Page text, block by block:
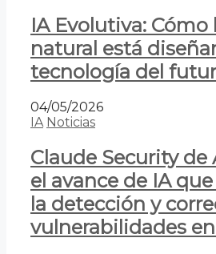
IA Evolutiva: Cómo
natural está
tecnología del
04/05/2026
IA Noticias
Claude Security
el avance de IA
la detección y
vulnerabilidades